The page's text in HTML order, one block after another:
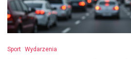
Sport Wydarzenia